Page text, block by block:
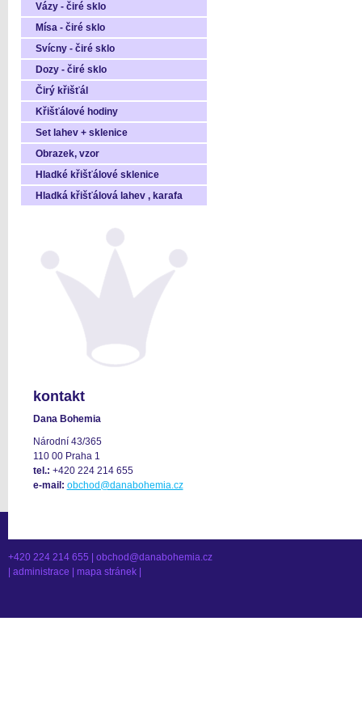
Vázy - čiré sklo
Mísa - čiré sklo
Svícny - čiré sklo
Dozy - čiré sklo
Čirý křišťál
Křišťálové hodiny
Set lahev + sklenice
Obrazek, vzor
Hladké křišťálové sklenice
Hladká křišťálová lahev , karafa
kontakt
Dana Bohemia
Národní 43/365
110 00 Praha 1
tel.: +420 224 214 655
e-mail: obchod@danabohemia.cz
+420 224 214 655 | obchod@danabohemia.cz
administrace mapa stránek|